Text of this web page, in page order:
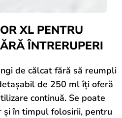
XL PENTRU
ÎNTRERUPERI
de călcat fără să reumpli
de 250 ml îți oferă
continuă. Se poate
și în timpul folosirii, pentru